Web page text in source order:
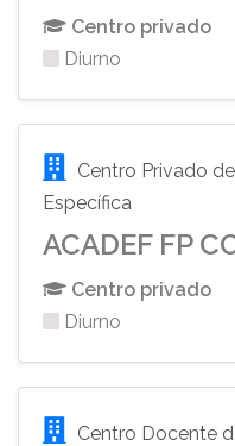
Centro privado
Diurno
Centro Privado
Específica
ACADEF FP
Centro privado
Diurno
Centro Docente